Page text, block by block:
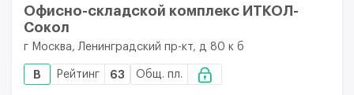
Офисно-складской комплекс ИТКОЛ-
Сокол
г Москва, Ленинградский пр-кт, д 80 к б
B Рейтинг 63 Общ. пл.